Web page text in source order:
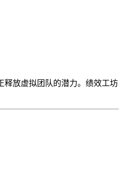
释放虚拟团队的潜力。绩效工坊